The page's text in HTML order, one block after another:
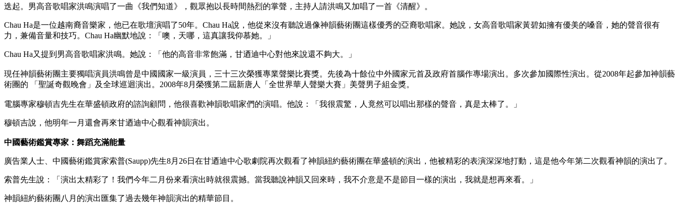
迭起。男高音歌唱家洪鳴演唱了一曲《我們知道》，觀眾抱以長時間熱烈的掌聲，主持人請洪鳴又加唱了一首《清醒》。
Chau Ha是一位越南裔音樂家，他已在歌壇演唱了50年。Chau Ha說，他從來沒有聽說過像神韻藝術團這樣優秀的亞裔歌唱家。她說，女高音歌唱家黃碧如擁有優美的嗓音，她的聲音很有
力，兼備音量和技巧。Chau Ha幽默地說：「噢，天哪，這真讓我仰慕她。」
Chau Ha又提到男高音歌唱家洪鳴。她說：「他的高音非常飽滿，甘迺迪中心對他來說還不夠大。」
現任神韻藝術團主要獨唱演員洪鳴曾是中國國家一級演員，三十三次榮獲專業聲樂比賽獎。先後為十餘位中外國家元首及政府首腦作專場演出。多次參加國際性演出。從2008年起參加神韻藝
術團的 「聖誕奇觀晚會」及全球巡迴演出。2008年8月榮獲第二屆新唐人「全世界華人聲樂大賽」美聲男子組金獎。
電腦專家穆頓吉先生在華盛頓政府的諮詢顧問，他很喜歡神韻歌唱家們的演唱。他說：「我很震驚，人竟然可以唱出那樣的聲音，真是太棒了。」
穆頓吉說，他明年一月還會再來甘迺迪中心觀看神韻演出。
中國藝術鑑賞專家：舞蹈充滿能量
廣告業人士、中國藝術鑑賞家索普(Saupp)先生8月26日在甘迺迪中心歌劇院再次觀看了神韻紐約藝術團在華盛頓的演出，他被精彩的表演深深地打動，這是他今年第二次觀看神韻的演出了。
索普先生說：「演出太精彩了！我們今年二月份來看演出時就很震撼。當我聽說神韻又回來時，我不介意是不是節目一樣的演出，我就是想再來看。」
神韻紐約藝術團八月的演出匯集了過去幾年神韻演出的精華節目。